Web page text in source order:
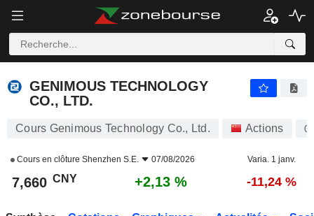
GENIMOUS TECHNOLOGY
CO., LTD.
Cours Genimous Technology Co., Ltd. Actions
Cours en clôture Shenzhen S.E. 07/08/2026 Varia. 1 janv.
7,660 CNY +2,13 % -11,24 %